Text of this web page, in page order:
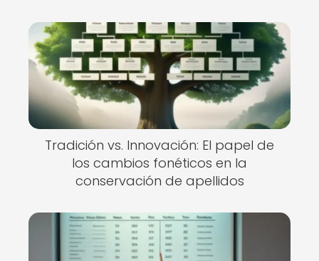
Tradición vs. Innovación: El papel de
los cambios fonéticos en la
conservación de apellidos